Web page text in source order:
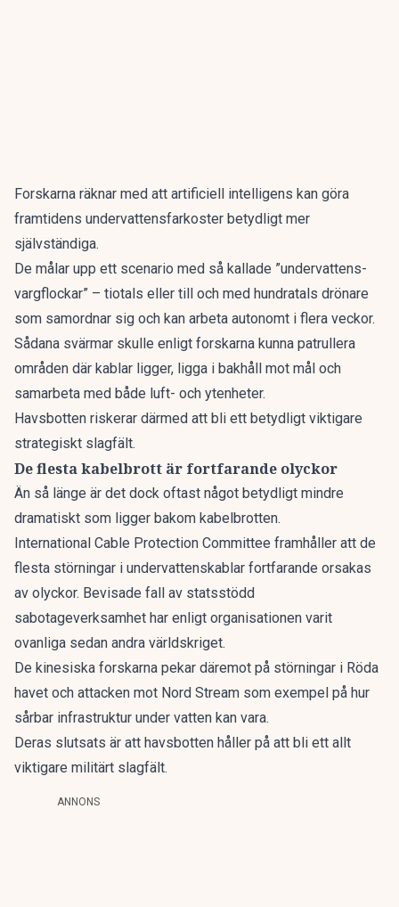
Forskarna räknar med att artificiell intelligens kan göra
framtidens undervattensfarkoster betydligt mer
självständiga.
De målar upp ett scenario med så kallade ”undervattens-
vargflockar” – tiotals eller till och med hundratals drönare
som samordnar sig och kan arbeta autonomt i flera veckor.
Sådana svärmar skulle enligt forskarna kunna patrullera
områden där kablar ligger, ligga i bakhåll mot mål och
samarbeta med både luft- och ytenheter.
Havsbotten riskerar därmed att bli ett betydligt viktigare
strategiskt slagfält.
De flesta kabelbrott är fortfarande olyckor
Än så länge är det dock oftast något betydligt mindre
dramatiskt som ligger bakom kabelbrotten.
International Cable Protection Committee framhåller att de
flesta störningar i undervattenskablar fortfarande orsakas
av olyckor. Bevisade fall av statsstödd
sabotageverksamhet har enligt organisationen varit
ovanliga sedan andra världskriget.
De kinesiska forskarna pekar däremot på störningar i Röda
havet och attacken mot Nord Stream som exempel på hur
sårbar infrastruktur under vatten kan vara.
Deras slutsats är att havsbotten håller på att bli ett allt
viktigare militärt slagfält.
ANNONS